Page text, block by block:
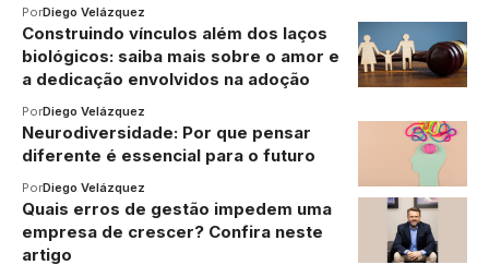
PorDiego Velázquez
Construindo vínculos além dos laços
biológicos: saiba mais sobre o amor e
a dedicação envolvidos na adoção
PorDiego Velázquez
Neurodiversidade: Por que pensar
diferente é essencial para o futuro
PorDiego Velázquez
Quais erros de gestão impedem uma
empresa de crescer? Confira neste
artigo